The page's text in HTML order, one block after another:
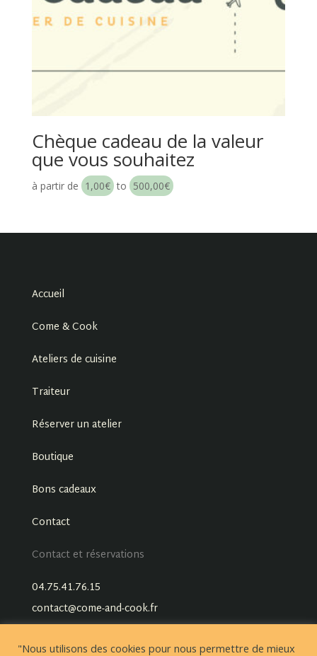
Chèque cadeau de la valeur
que vous souhaitez
à partir de 1,00€ to 500,00€
Accueil
Come & Cook
Ateliers de cuisine
Traiteur
Réserver un atelier
Boutique
Bons cadeaux
Contact
Contact et réservations
04.75.41.76.15
contact@come-and-cook.fr
"Nous utilisons des cookies pour nous permettre de mieux